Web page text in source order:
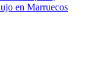
en Marruecos